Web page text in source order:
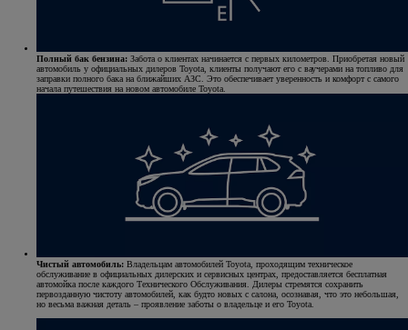
Полный бак бензина: Забота о клиентах начинается с первых километров. Приобретая новый
автомобиль у официальных дилеров Toyota, клиенты получают его с ваучерами на топливо для
заправки полного бака на ближайших АЗС. Это обеспечивает уверенность и комфорт с самого
начала путешествия на новом автомобиле Toyota.
Чистый автомобиль: Владельцам автомобилей Toyota, проходящим техническое
обслуживание в официальных дилерских и сервисных центрах, предоставляется бесплатная
автомойка после каждого Технического Обслуживания. Дилеры стремятся сохранить
первозданную чистоту автомобилей, как будто новых с салона, осознавая, что это небольшая,
но весьма важная деталь – проявление заботы о владельце и его Toyota.